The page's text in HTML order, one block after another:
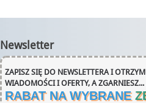
Newsletter
ZAPISZ SIĘ DO NEWSLETTERA I
WIADOMOŚCI I OFERTY, A ZGARNIESZ...
RABAT NA WYBRANE